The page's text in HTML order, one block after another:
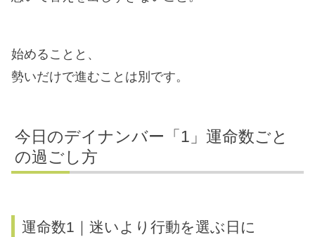
始めることと、
勢いだけで進むことは別です。
今日のデイナンバー「1」運命数ごと
の過ごし方
運命数1｜迷いより行動を選ぶ日に